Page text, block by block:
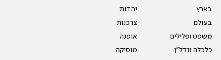
בארץ
בעולם
משפט ופלילים
כלכלה ונדל"ן
יהדות
צרכנות
אופנה
מוסיקה